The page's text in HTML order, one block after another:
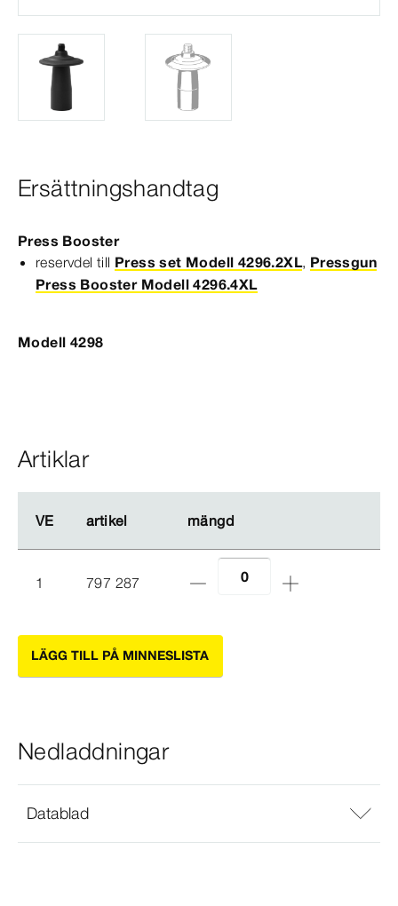
Ersättningshandtag
Press Booster
reservdel till Press set Modell 4296.2XL, Pressgun
Press Booster Modell 4296.4XL
Modell 4298
Artiklar
VE artikel mängd
VE artikel mängd
1 797 287
LÄGG TILL PÅ MINNESLISTA
Nedladdningar
Datablad